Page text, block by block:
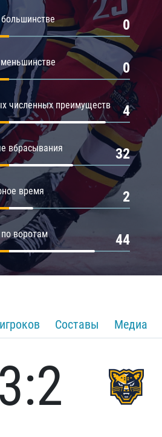
0
0
численных преимуществ 4
вбрасывания 32
время 2
воротам 44
Составы Медиа
3:2